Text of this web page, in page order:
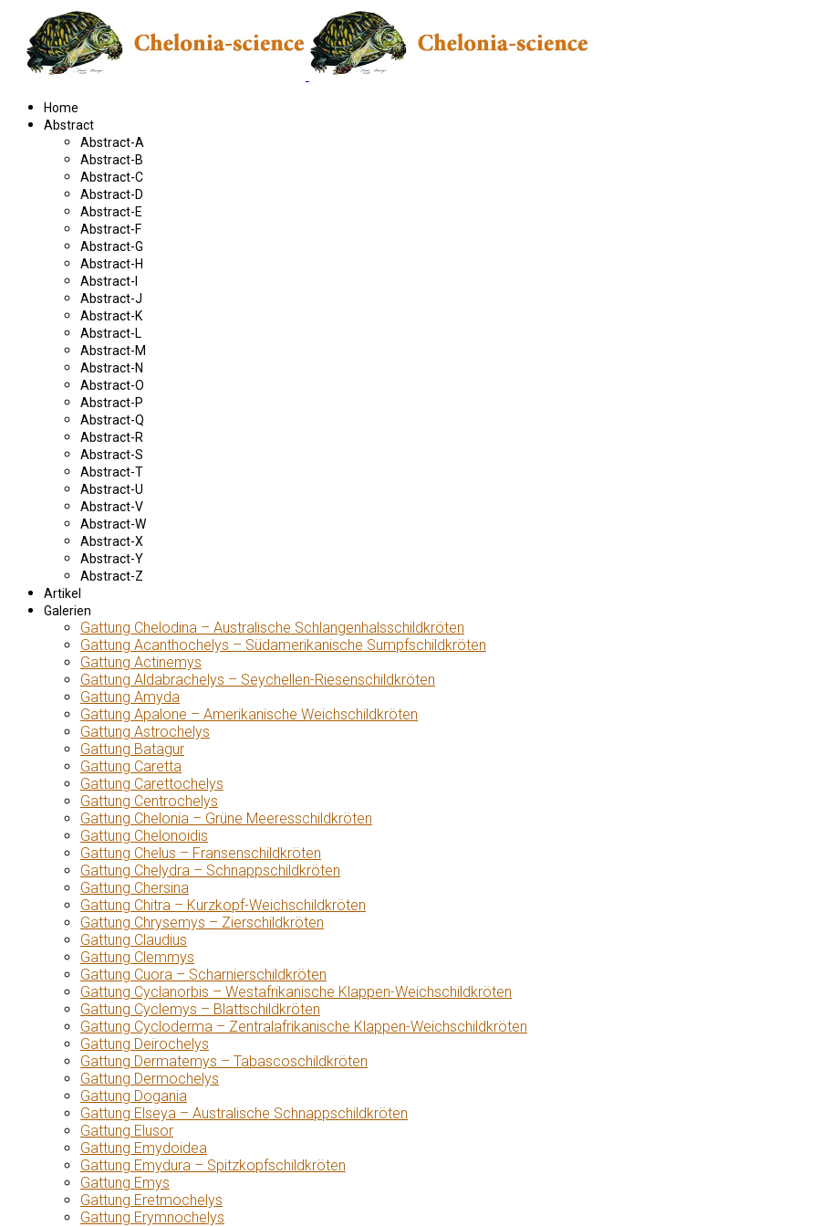
Home
Abstract
Abstract-A
Abstract-B
Abstract-C
Abstract-D
Abstract-E
Abstract-F
Abstract-G
Abstract-H
Abstract-I
Abstract-J
Abstract-K
Abstract-L
Abstract-M
Abstract-N
Abstract-O
Abstract-P
Abstract-Q
Abstract-R
Abstract-S
Abstract-T
Abstract-U
Abstract-V
Abstract-W
Abstract-X
Abstract-Y
Abstract-Z
Artikel
Galerien
Gattung Chelodina – Australische Schlangenhalsschildkröten
Gattung Acanthochelys – Südamerikanische Sumpfschildkröten
Gattung Actinemys
Gattung Aldabrachelys – Seychellen-Riesenschildkröten
Gattung Amyda
Gattung Apalone – Amerikanische Weichschildkröten
Gattung Astrochelys
Gattung Batagur
Gattung Caretta
Gattung Carettochelys
Gattung Centrochelys
Gattung Chelonia – Grüne Meeresschildkröten
Gattung Chelonoidis
Gattung Chelus – Fransenschildkröten
Gattung Chelydra – Schnappschildkröten
Gattung Chersina
Gattung Chitra – Kurzkopf-Weichschildkröten
Gattung Chrysemys – Zierschildkröten
Gattung Claudius
Gattung Clemmys
Gattung Cuora – Scharnierschildkröten
Gattung Cyclanorbis – Westafrikanische Klappen-Weichschildkröten
Gattung Cyclemys – Blattschildkröten
Gattung Cycloderma – Zentralafrikanische Klappen-Weichschildkröten
Gattung Deirochelys
Gattung Dermatemys – Tabascoschildkröten
Gattung Dermochelys
Gattung Dogania
Gattung Elseya – Australische Schnappschildkröten
Gattung Elusor
Gattung Emydoidea
Gattung Emydura – Spitzkopfschildkröten
Gattung Emys
Gattung Eretmochelys
Gattung Erymnochelys